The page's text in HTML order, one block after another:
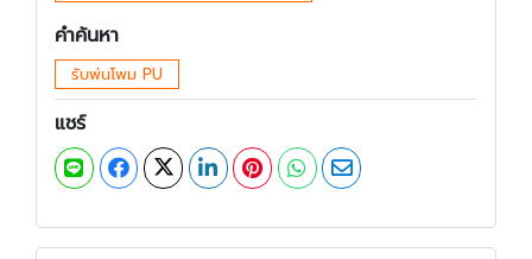
คำค้นหา
รับพ่นโพม PU
แชร์